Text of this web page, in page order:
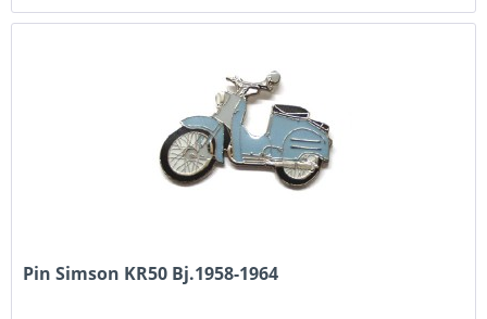
Pin Simson KR50 Bj.1958-1964